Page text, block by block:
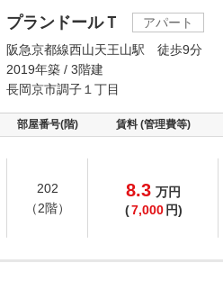
プランドールＴ
アパート
阪急京都線西山天王山駅 徒歩9分
2019年築 / 3階建
長岡京市調子１丁目
部屋番号(階) 賃料 (管理費等)
202
（2階）
8.3 万円
(7,000 円)